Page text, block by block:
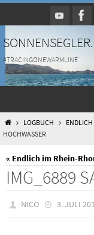
Inhalt
springen
#TRACINGONEWARMLINE
HOMELOGBUCH
HOCHWASSER
« Endlich im Rhein-
IMG_6889
NICO 3. JULI